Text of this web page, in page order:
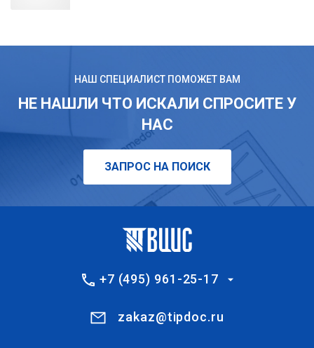
НАШ СПЕЦИАЛИСТ ПОМОЖЕТ ВАМ
НЕ НАШЛИ ЧТО ИСКАЛИ СПРОСИТЕ У
НАС
ЗАПРОС НА ПОИСК
+7 (495) 961-25-17
zakaz@tipdoc.ru